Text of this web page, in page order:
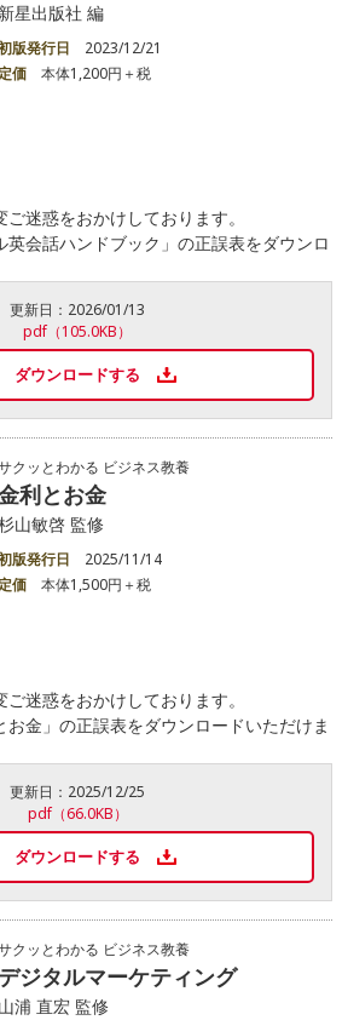
新星出版社 編
版発行日
2023/12/21
定価
本体1,200円＋税
迷惑をおかけしております。
英会話ハンドブック」の正誤表をダウンロ
更新日： 2026/01/13
pdf（105.0KB）
ダウンロードする
クッとわかる ビジネス教養
利とお金
山敏啓 監修
版発行日
2025/11/14
定価
本体1,500円＋税
迷惑をおかけしております。
金」の正誤表をダウンロードいただけま
更新日： 2025/12/25
pdf（66.0KB）
ダウンロードする
クッとわかる ビジネス教養
デジタルマーケティング
山浦 直宏 監修